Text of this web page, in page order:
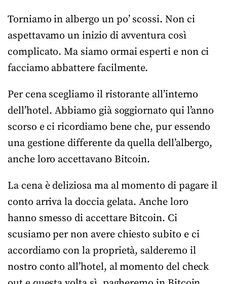
Torniamo in albergo un po’ scossi. Non ci
aspettavamo un inizio di avventura così
complicato. Ma siamo ormai esperti e non ci
facciamo abbattere facilmente.
Per cena scegliamo il ristorante all’interno
dell’hotel. Abbiamo già soggiornato qui l’anno
scorso e ci ricordiamo bene che, pur essendo
una gestione differente da quella dell’albergo,
anche loro accettavano Bitcoin.
La cena è deliziosa ma al momento di pagare il
conto arriva la doccia gelata. Anche loro
hanno smesso di accettare Bitcoin. Ci
scusiamo per non avere chiesto subito e ci
accordiamo con la proprietà, salderemo il
nostro conto all’hotel, al momento del check